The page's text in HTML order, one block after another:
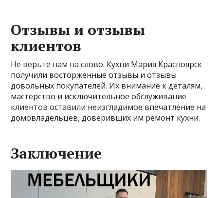
Отзывы и отзывы
клиентов
Не верьте нам на слово. Кухни Мария Красноярск
получили восторженные отзывы и отзывы
довольных покупателей. Их внимание к деталям,
мастерство и исключительное обслуживание
клиентов оставили неизгладимое впечатление на
домовладельцев, доверивших им ремонт кухни.
Заключение